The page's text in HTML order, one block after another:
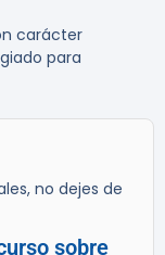
carácter
para
no dejes de
sobre